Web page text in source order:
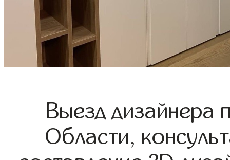
Выезд дизайнера
Области,